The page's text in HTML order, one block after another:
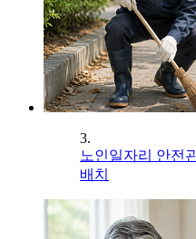
3.
노인일자리 안전
배치